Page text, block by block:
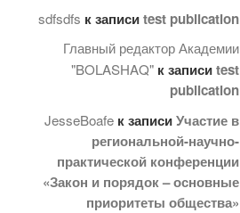
sdfsdfs к записиtest publication
Главный редактор Академии
"BOLASHAQ" к записиtest
publication
JesseBoafe к записиУчастие в
региональной-научно-
практической конференции
«Закон и порядок – основные
приоритеты общества»